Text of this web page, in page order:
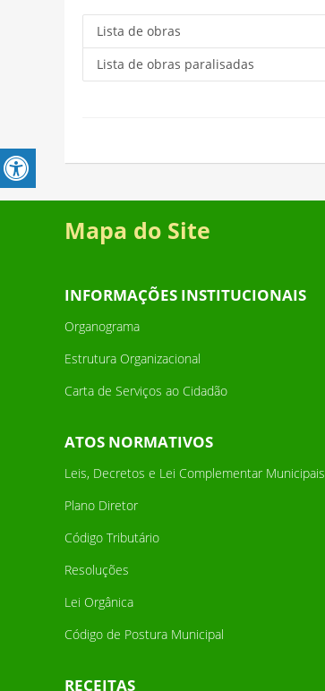
Lista de obras
Lista de obras paralisadas
Mapa do Site
INFORMAÇÕES INSTITUCIONAIS
Organograma
Estrutura Organizacional
Carta de Serviços ao Cidadão
ATOS NORMATIVOS
Leis, Decretos e Lei Complementar Municipais
Plano Diretor
Código Tributário
Resoluções
Lei Orgânica
Código de Postura Municipal
RECEITAS